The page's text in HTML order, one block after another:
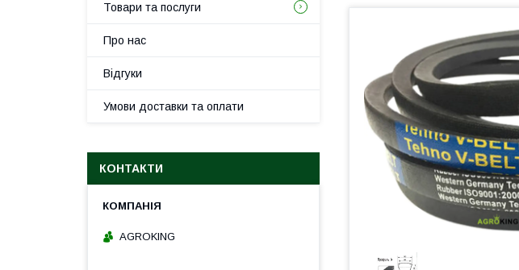
Товари та послуги
Про нас
Відгуки
Умови доставки та оплати
КОНТАКТИ
AGROKING